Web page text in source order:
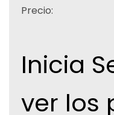
Precio:
Inicia
ver los